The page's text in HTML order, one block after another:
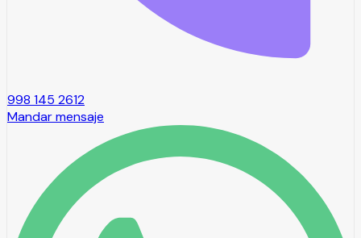
998 145 2612
Mandar mensaje